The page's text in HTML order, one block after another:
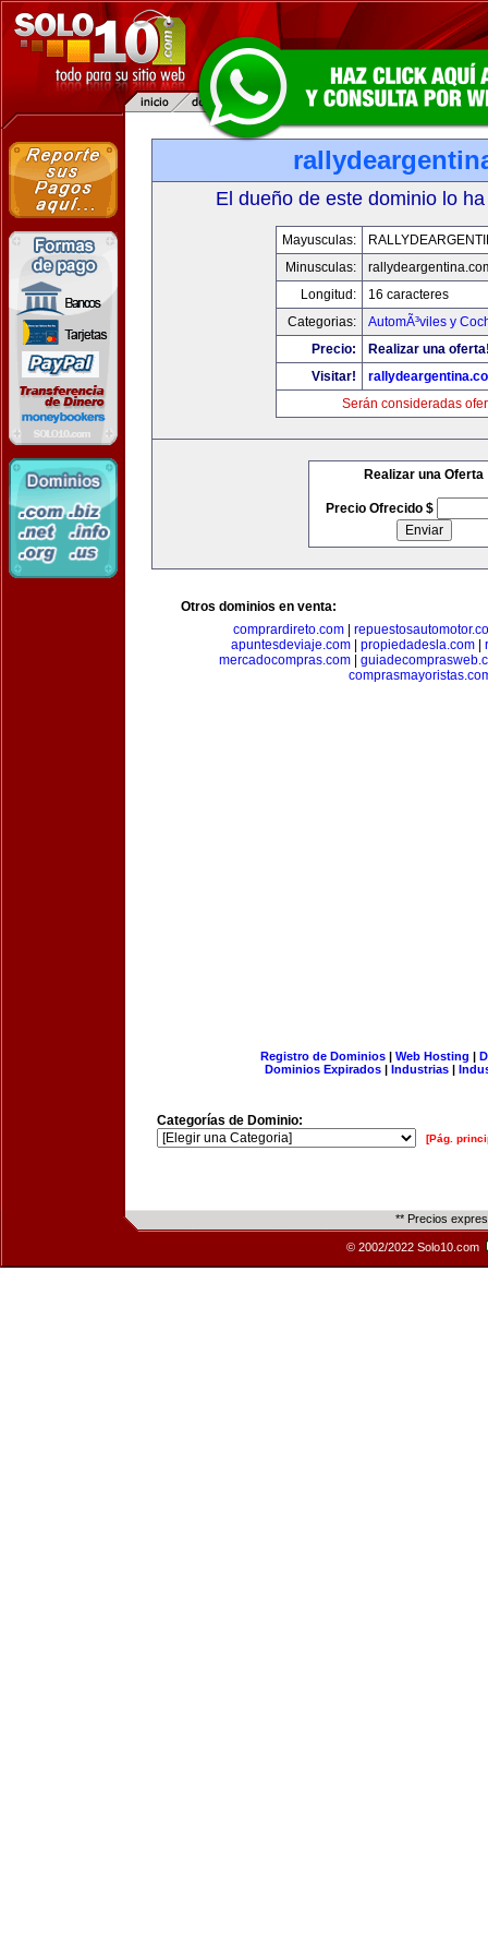
El dueño de este dominio lo
Mayusculas:
Minusculas:
Longitud:
16 caracteres
Categorias:
AutomÃ³viles y
Precio:
Realizar una
Visitar!
Serán consideradas
Realizar una Oferta
Precio Ofrecido $
Otros dominios en venta:
comprardireto.com
apuntesdeviaje.com
propiedadesla.com
mercadocompras.com|
Registro de Dominios| Web Hosting |
Dominios Expirados | Industrias |
Categorías de Dominio:
[Pág.
** Precios
© 2002/2022 Solo10.com